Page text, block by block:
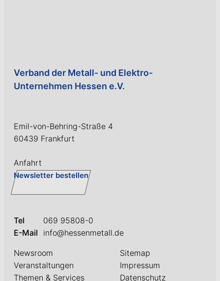
Verband der Metall- und Elektro-
Unternehmen Hessen e.V.
Emil-von-Behring-Straße 4
60439 Frankfurt
Anfahrt
Newsletter bestellen
Tel
069 95808-0
E-Mail
info@hessenmetall.de
Newsroom
Veranstaltungen
Themen & Services
Sitemap
Impressum
Datenschutz